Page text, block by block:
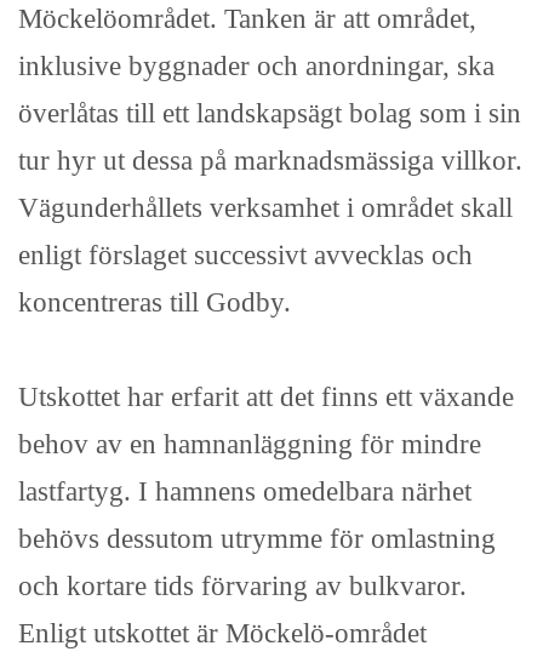
Möckelöområdet. Tanken är att området,
inklusive byggnader och anordningar, ska
överlåtas till ett landskapsägt bolag som i sin
tur hyr ut dessa på marknadsmässiga villkor.
Vägunderhållets verksamhet i området skall
enligt förslaget successivt avvecklas och
koncentreras till Godby.
Utskottet har erfarit att det finns ett växande
behov av en hamnanläggning för mindre
lastfartyg. I hamnens omedelbara närhet
behövs dessutom utrymme för omlastning
och kortare tids förvaring av bulkvaror.
Enligt utskottet är Möckelö-området